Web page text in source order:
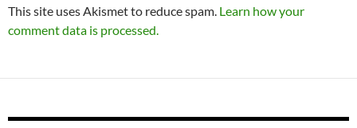
This site uses Akismet to reduce spam. Learn how your
comment data is processed.